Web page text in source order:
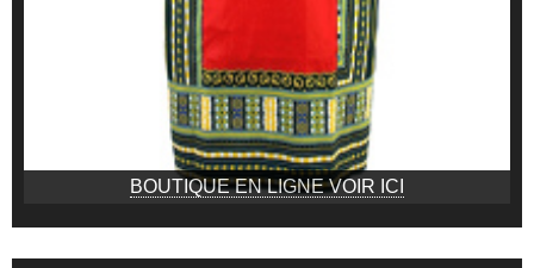
BOUTIQUE EN LIGNE VOIR ICI